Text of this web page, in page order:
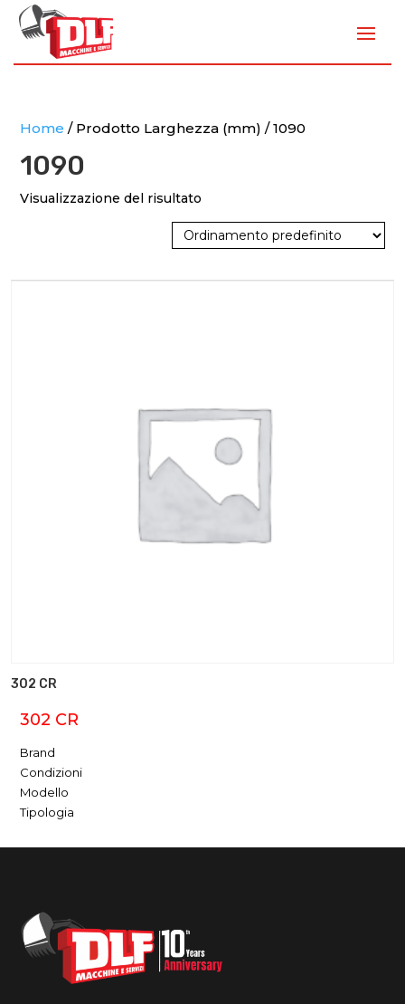
Home / Prodotto Larghezza (mm) / 1090
1090
Visualizzazione del risultato
302 CR
302 CR
Brand
Condizioni
Modello
Tipologia